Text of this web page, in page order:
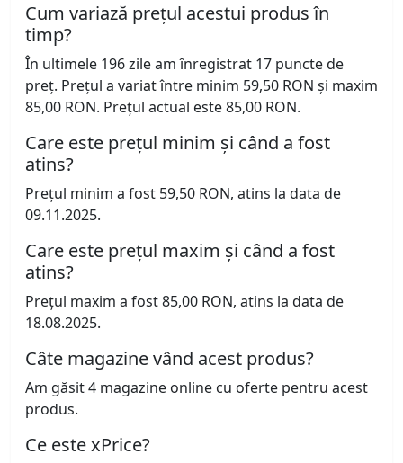
Cum variază prețul acestui produs în
timp?
În ultimele 196 zile am înregistrat 17 puncte de
preț. Prețul a variat între minim 59,50 RON și maxim
85,00 RON. Prețul actual este 85,00 RON.
Care este prețul minim și când a fost
atins?
Prețul minim a fost 59,50 RON, atins la data de
09.11.2025.
Care este prețul maxim și când a fost
atins?
Prețul maxim a fost 85,00 RON, atins la data de
18.08.2025.
Câte magazine vând acest produs?
Am găsit 4 magazine online cu oferte pentru acest
produs.
Ce este xPrice?